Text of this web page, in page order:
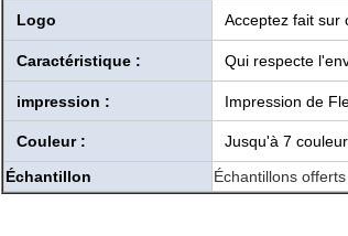
Logo Acceptez fait sur
Caractéristique : Qui respecte
impression : Impression de
Couleur :
Jusqu'à 7
Échantillon
Échantillons offerts